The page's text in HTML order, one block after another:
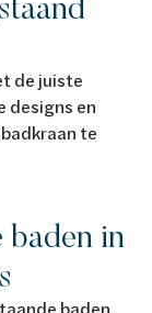
de juiste
designs en
te
in
baden